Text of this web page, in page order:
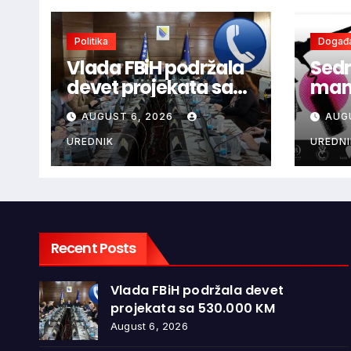
Politika
Vlada FBiH podržala
devet projekata sa
530.000 KM
AUGUST 6, 2026
UREDNIK
Recent Posts
Vlada FBiH podržala devet
projekata sa 530.000 KM
August 6, 2026